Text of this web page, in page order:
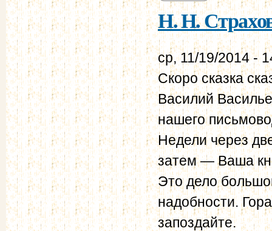
Н. Н.
ср, 11/19/2014 -
Скоро сказка
Василий
нашего
Недели через
затем — Ваша
Это дело
надобности.
запоздайте.